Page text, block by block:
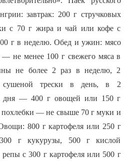
завтрак: 200 г стручковых
с 70 г жира и чай или кофе с
г в неделю. Обед и ужин: мясо
не менее 100 г свежего мяса в
не более 2 раз в неделю, 2
трески в день, в 2
дня — 400 г овощей или 150 г
похлебки — не свыше 70 г муки и
800 г картофеля или 250 г
г кукурузы, 500 г кислой
с 300 г картофеля или 500 г